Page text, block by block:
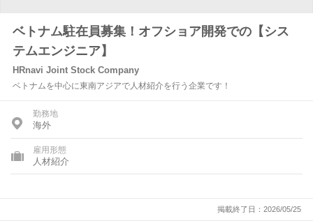
ベトナム駐在員募集！オフショア開発での【シス
テムエンジニア】
HRnavi Joint Stock Company
ベトナムを中心に東南アジアで人材紹介を行う企業です！
勤務地
海外
雇用形態
人材紹介
掲載終了日：2026/05/25